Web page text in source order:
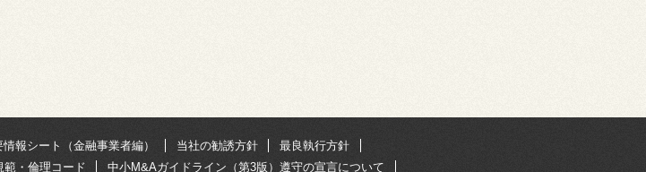
情報シート（金融事業者編） 当社の勧誘方針
最良執行方針
範・倫理コード 中小M&Aガイドライン（第3版）遵守の宣言について